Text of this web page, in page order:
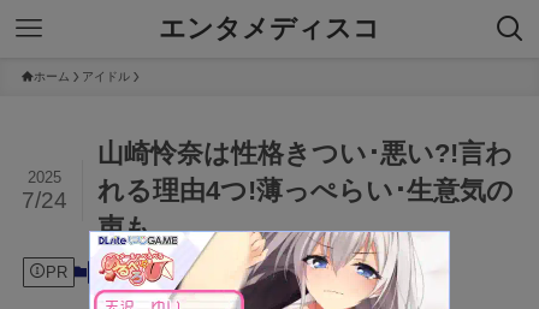
エンタメディスコ
ホーム アイドル
山崎怜奈は性格きつい･悪い?!言わ
れる理由4つ!薄っぺらい･生意気の
声も
2025
7/24
PR アイドル 2025年7月24日